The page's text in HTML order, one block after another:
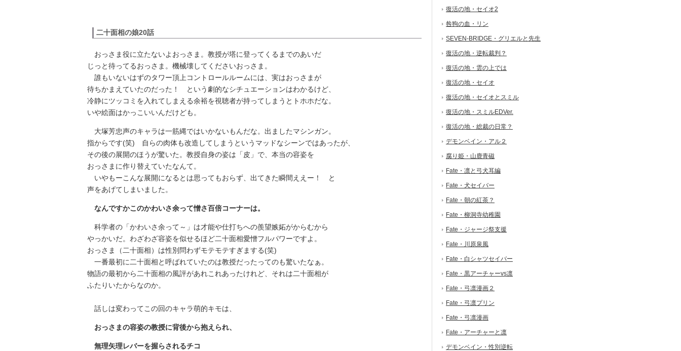
二十面相の娘20話
おっさま役に立たないよおっさま。教授が塔に登ってくるまでのあいだ
じっと待ってるおっさま。機械壊してくださいおっさま。
誰もいないはずのタワー頂上コントロールルームには、実はおっさまが
待ちかまえていたのだった！ という劇的なシチュエーションはわかるけど、
冷静にツッコミを入れてしまえる余裕を視聴者が持ってしまうとトホホだな。
いや絵面はかっこいいんだけども。
大塚芳忠声のキャラは一筋縄ではいかないもんだな。出ましたマシンガン。
指からです(笑) 自らの肉体も改造してしまうというマッドなシーンではあったが、
その後の展開のほうが驚いた。教授自身の姿は「皮」で、本当の容姿を
おっさまに作り替えていたなんて。
いやもーこんな展開になるとは思ってもおらず、出てきた瞬間ええー！ と
声をあげてしまいました。
なんですかこのかわいさ余って憎さ百倍コーナーは。
科学者の「かわいさ余って～」は才能や仕打ちへの羨望嫉妬がからむから
やっかいだ。わざわざ容姿を似せるほど二十面相愛憎フルパワーですよ。
おっさま（二十面相）は性別問わずモテモテすぎまする(笑)
一番最初に二十面相と呼ばれていたのは教授だったってのも驚いたなぁ。
物語の最初から二十面相の風評があれこれあったけれど、それは二十面相が
ふたりいたからなのか。
話しは変わってこの回のキャラ萌的キモは、
おっさまの容姿の教授に背後から抱えられ、
無理矢理レバーを握らされるチコ
復活の地・セイオ2
咎狗の血・リン
SEVEN-BRIDGE・グリエルと先生
復活の地・逆転裁判？
復活の地・雲の上では
復活の地・セイオ
復活の地・セイオとスミル
復活の地・スミルEDVer.
復活の地・総裁の日常？
デモンベイン・アル２
腐り姫・山鹿青磁
Fate・凛と弓犬耳編
Fate・犬セイバー
Fate・朝の紅茶？
Fate・柳洞寺幼稚園
Fate・ジャージ祭支援
Fate・川原泉風
Fate・白シャツセイバー
Fate・黒アーチャーvs凛
Fate・弓凛漫画２
Fate・弓凛プリン
Fate・弓凛漫画
Fate・アーチャーと凛
デモンベイン・性別逆転